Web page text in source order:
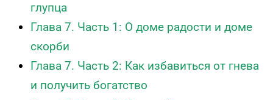
глупца
Глава 7. Часть 1: О доме радости и доме
скорби
Глава 7. Часть 2: Как избавиться от гнева
и получить богатство